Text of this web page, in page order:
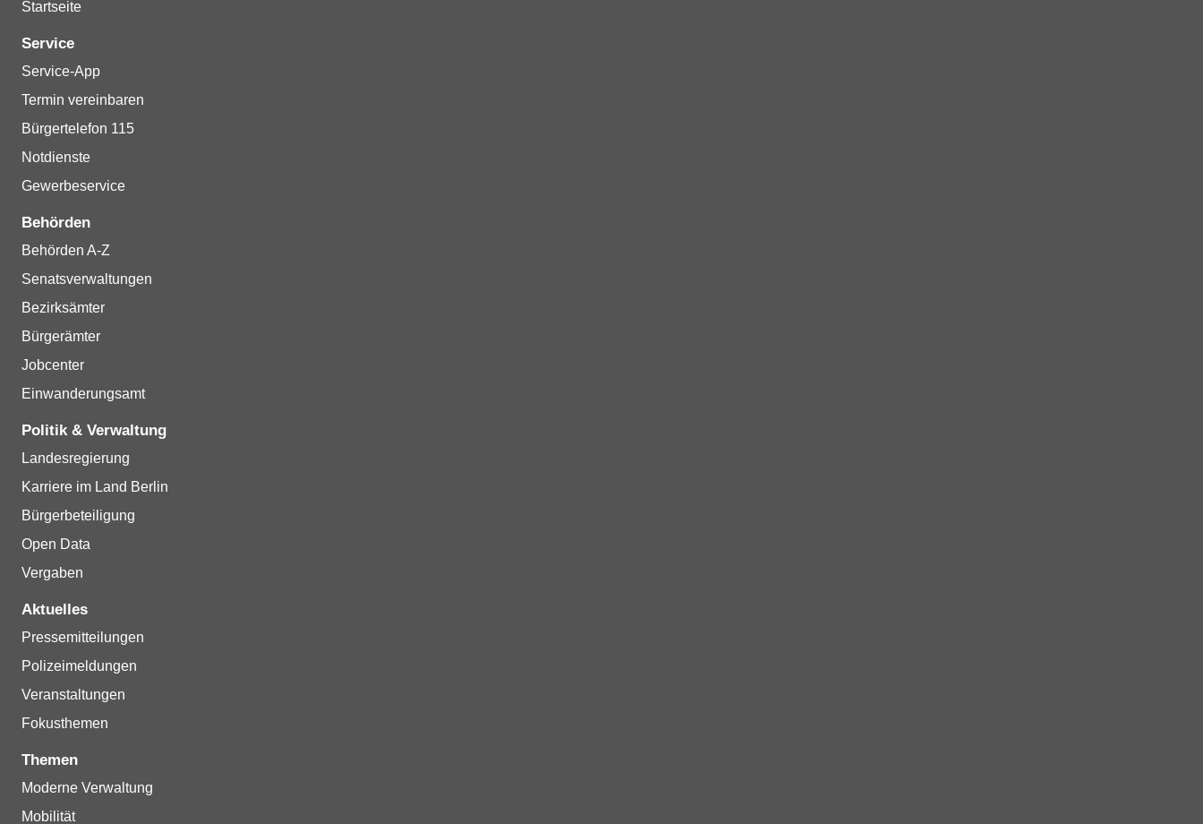
Service
Service-App
Termin vereinbaren
Bürgertelefon 115
Notdienste
Gewerbeservice
Behörden
Behörden A-Z
Senatsverwaltungen
Bezirksämter
Bürgerämter
Jobcenter
Einwanderungsamt
Politik & Verwaltung
Landesregierung
Karriere im Land Berlin
Bürgerbeteiligung
Open Data
Vergaben
Aktuelles
Pressemitteilungen
Polizeimeldungen
Veranstaltungen
Fokusthemen
Themen
Moderne Verwaltung
Mobilität